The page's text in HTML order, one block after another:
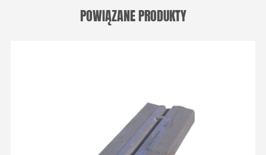
POWIĄZANE PRODUKTY